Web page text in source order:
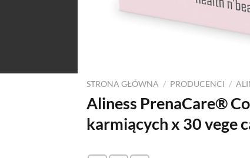
STRONA GŁÓWNA / PRODUCENCI /
Aliness PrenaCare®
karmiących x 30 vege